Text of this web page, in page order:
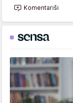
Komentariši